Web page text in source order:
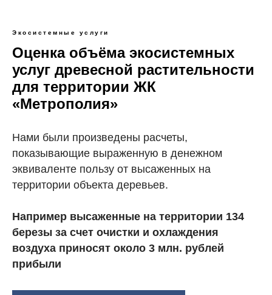
Экосистемные услуги
Оценка объёма экосистемных
услуг древесной растительности
для территории ЖК
«Метрополия»
Нами были произведены расчеты,
показывающие выраженную в денежном
эквиваленте пользу от высаженных на
территории объекта деревьев.
Например высаженные на территории 134
березы за счет очистки и охлаждения
воздуха приносят около 3 млн. рублей
прибыли